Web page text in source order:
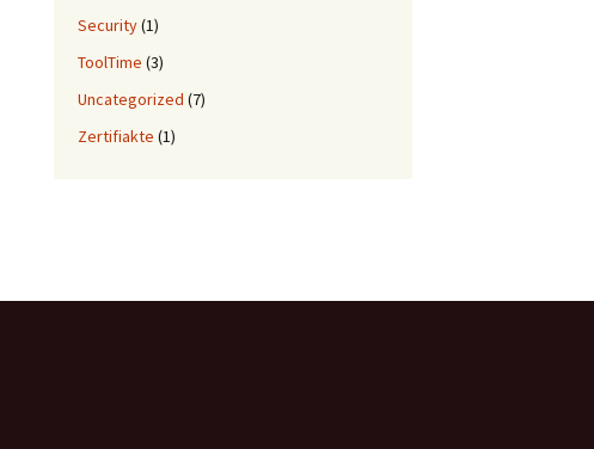
Security(1)
ToolTime (3)
Uncategorized (7)
Zertifiakte (1)